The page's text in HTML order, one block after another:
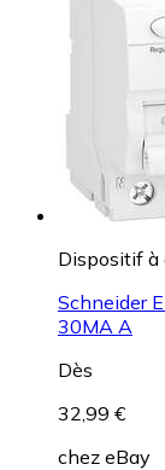
Dispositif à
Schneider
30MA A
Dès
32,99 €
chez eBay